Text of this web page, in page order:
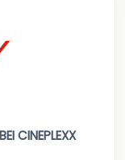
CINEPLEXX